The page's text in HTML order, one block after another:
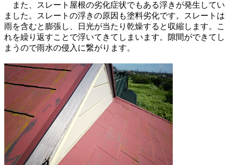
また、スレート屋根の劣化症状でもある浮きが発生してい
ました。スレートの浮きの原因も塗料劣化です。スレートは
雨を含むと膨張し、日光が当たり乾燥すると収縮します。こ
れを繰り返すことで浮いてきてしまいます。隙間ができてし
まうので雨水の侵入に繋がります。